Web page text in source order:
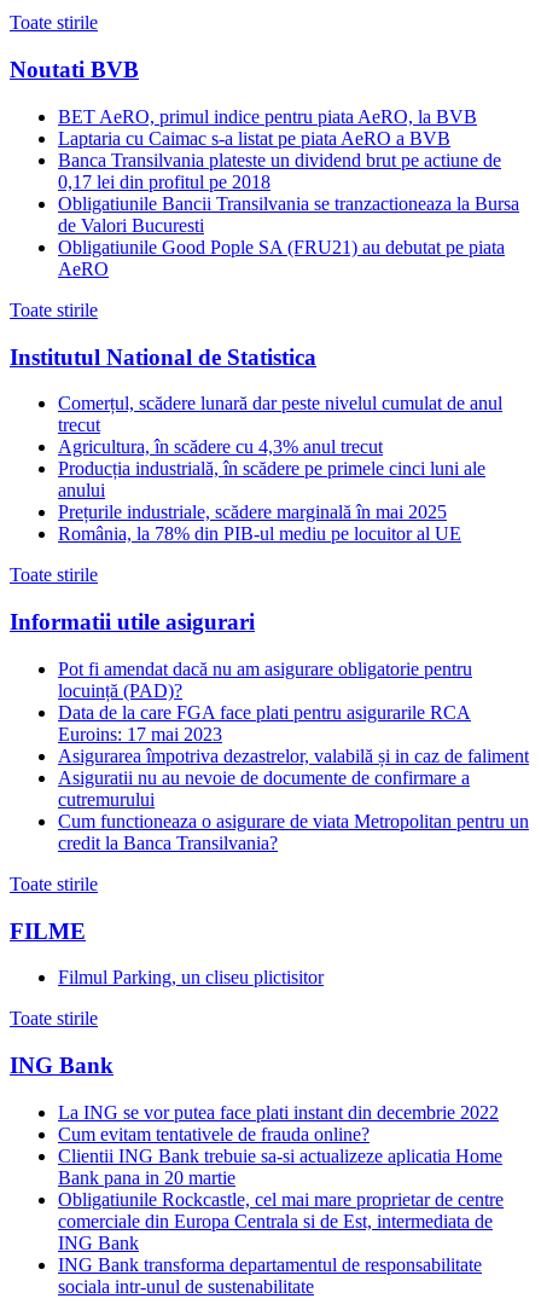
Toate stirile
Noutati BVB
BET AeRO, primul indice pentru piata AeRO, la BVB
Laptaria cu Caimac s-a listat pe piata AeRO a BVB
Banca Transilvania plateste un dividend brut pe actiune de
0,17 lei din profitul pe 2018
Obligatiunile Bancii Transilvania se tranzactioneaza la Bursa
de Valori Bucuresti
Obligatiunile Good Pople SA (FRU21) au debutat pe piata
AeRO
Toate stirile
Institutul National de Statistica
Comerțul, scădere lunară dar peste nivelul cumulat de anul
trecut
Agricultura, în scădere cu 4,3% anul trecut
Producția industrială, în scădere pe primele cinci luni ale
anului
Prețurile industriale, scădere marginală în mai 2025
România, la 78% din PIB-ul mediu pe locuitor al UE
Toate stirile
Informatii utile asigurari
Pot fi amendat dacă nu am asigurare obligatorie pentru
locuință (PAD)?
Data de la care FGA face plati pentru asigurarile RCA
Euroins: 17 mai 2023
Asigurarea împotriva dezastrelor, valabilă și in caz de faliment
Asiguratii nu au nevoie de documente de confirmare a
cutremurului
Cum functioneaza o asigurare de viata Metropolitan pentru un
credit la Banca Transilvania?
Toate stirile
FILME
Filmul Parking, un cliseu plictisitor
Toate stirile
ING Bank
La ING se vor putea face plati instant din decembrie 2022
Cum evitam tentativele de frauda online?
Clientii ING Bank trebuie sa-si actualizeze aplicatia Home
Bank pana in 20 martie
Obligatiunile Rockcastle, cel mai mare proprietar de centre
comerciale din Europa Centrala si de Est, intermediata de
ING Bank
ING Bank transforma departamentul de responsabilitate
sociala intr-unul de sustenabilitate